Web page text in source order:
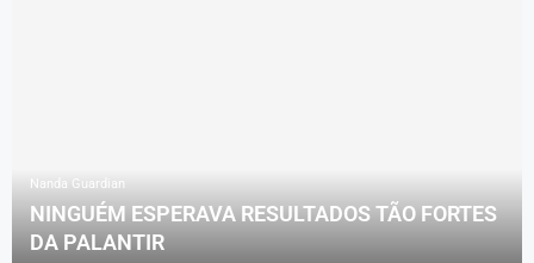
Nanda Guardian
NINGUÉM ESPERAVA RESULTADOS TÃO FORTES
DA PALANTIR